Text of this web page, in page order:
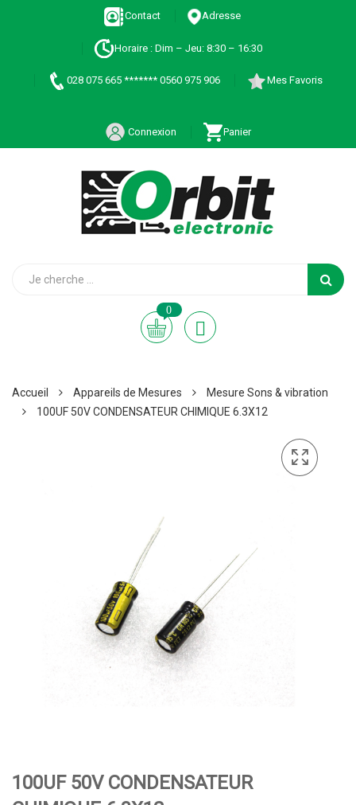
Contact Adresse
Horaire : Dim – Jeu: 8:30 – 16:30
028 075 665 ******* 0560 975 906 Mes Favoris
Connexion Panier
0
Accueil Appareils de Mesures
Mesure Sons & vibration
100UF 50V CONDENSATEUR CHIMIQUE 6.3X12
100UF 50V CONDENSATEUR